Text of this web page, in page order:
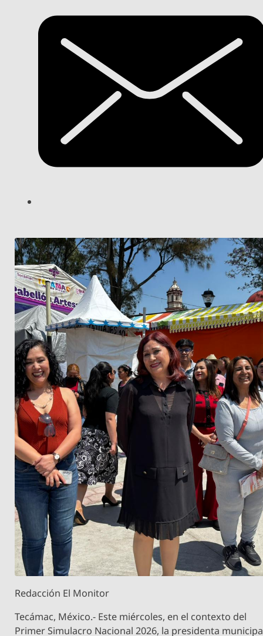
Redacción El Monitor
Tecámac, México.- Este miércoles, en el contexto del
Primer Simulacro Nacional 2026, la presidenta